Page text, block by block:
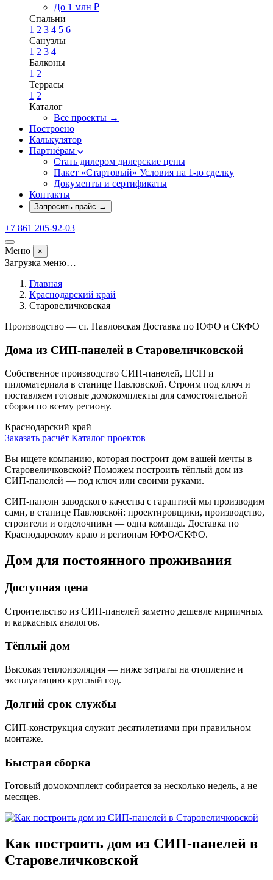
До 1 млн ₽
Спальни
1 2 3 4 5 6
Санузлы
1 2 3 4
Балконы
1 2
Террасы
1 2
Каталог
Все проекты →
Построено
Калькулятор
Партнёрам
Стать дилером дилерские цены
Пакет «Стартовый» Условия на 1-ю сделку
Документы и сертификаты
Контакты
Запросить прайс →
+7 861 205-92-03
Меню ×
Загрузка меню…
Главная
Краснодарский край
Старовеличковская
Производство — ст. Павловская Доставка по ЮФО и СКФО
Дома из СИП-панелей в Старовеличковской
Собственное производство СИП-панелей, ЦСП и
пиломатериала в станице Павловской. Строим под ключ и
поставляем готовые домокомплекты для самостоятельной
сборки по всему региону.
Краснодарский край
Заказать расчёт Каталог проектов
Вы ищете компанию, которая построит дом вашей мечты в
Старовеличковской? Поможем построить тёплый дом из
СИП-панелей — под ключ или своими руками.
СИП-панели заводского качества с гарантией мы производим
сами, в станице Павловской: проектировщики, производство,
строители и отделочники — одна команда. Доставка по
Краснодарскому краю и регионам ЮФО/СКФО.
Дом для постоянного проживания
Доступная цена
Строительство из СИП-панелей заметно дешевле кирпичных
и каркасных аналогов.
Тёплый дом
Высокая теплоизоляция — ниже затраты на отопление и
эксплуатацию круглый год.
Долгий срок службы
СИП-конструкция служит десятилетиями при правильном
монтаже.
Быстрая сборка
Готовый домокомплект собирается за несколько недель, а не
месяцев.
Как построить дом из СИП-панелей в
Старовеличковской